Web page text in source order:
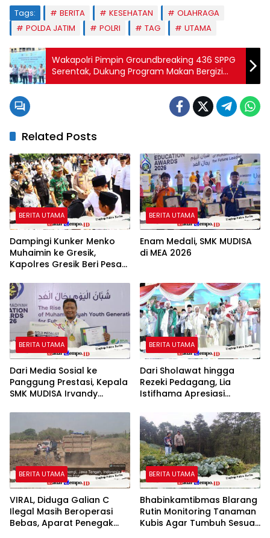
Tags: BERITA KESEHATAN
OLAHRAGA
POLDA JATIM
POLRI TAG UTAMA
Wakapolri Pimpin Groundbreaking 436 SPPG
Serentak, Dukung Program Makan Bergizi
Gratis
Related Posts
BERITA UTAMA
Dampingi Kunker Menko
Muhaimin ke Gresik,
Kapolres Gresik Beri Pesan
BERITA UTAMA
Enam Medali, SMK MUDISA
di MEA 2026
BERITA UTAMA
Dari Media Sosial ke
Panggung Prestasi, Kepala
SMK MUDISA Irvandy
MEA 2026
BERITA UTAMA
Dari Sholawat hingga
Rezeki Pedagang, Lia
Istifhama Apresiasi
BERITA UTAMA
VIRAL, Diduga Galian C
Ilegal Masih Beroperasi
Bebas, Aparat Penegak
BERITA UTAMA
Bhabinkamtibmas Blarang
Rutin Monitoring Tanaman
Kubis Agar Tumbuh Sesuai